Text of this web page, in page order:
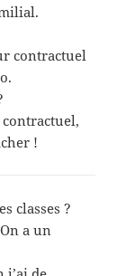
contractuel
!
classes ?
a un